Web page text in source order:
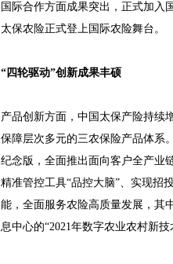
国际合作方面成果突出，正式加入
太保农险正式登上国际农险舞台。
“四轮驱动”创新成果丰硕
产品创新方面，中国太保产险持续
保障层次多元的三农保险产品体系
纪念版，全面推出面向客户全产业
精准管控工具“品控大脑”、实现招
能，全面服务农险高质量发展，其
息中心的“2021年数字农业农村新技